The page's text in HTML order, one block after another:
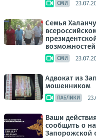
СМИ
Семья
СМИ
Адвокат из
мошенником
ПАБЛИКИ
Ваши
сообщить о
Запорожской